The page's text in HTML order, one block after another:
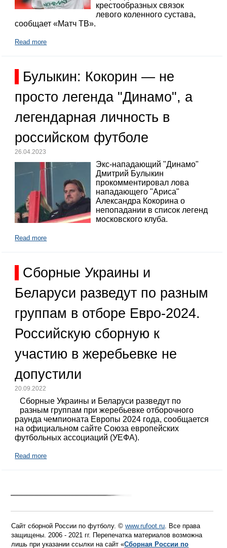
крестообразных связок
левого коленного сустава,
сообщает «Матч ТВ».
Read more
Булыкин: Кокорин — не
просто легенда "Динамо", а
легендарная личность в
российском футболе
26.04.2023
Экс-нападающий "Динамо"
Дмитрий Булыкин
прокомментировал лова
нападающего "Ариса"
Александра Кокорина о
непопадании в список легенд
московского клуба.
Read more
Сборные Украины и
Беларуси разведут по разным
группам в отборе Евро-2024.
Российскую сборную к
участию в жеребьевке не
допустили
20.09.2022
Сборные Украины и Беларуси разведут по
разным группам при жеребьевке отборочного
раунда чемпионата Европы 2024 года, сообщается
на официальном сайте Союза европейских
футбольных ассоциаций (УЕФА).
Read more
Сайт сборной России по футболу. ©www.rufoot.ru. Все права
защищены. 2006 - 2021 гг. Перепечатка материалов возможна
лишь при указании ссылки на сайт «Сборная России по